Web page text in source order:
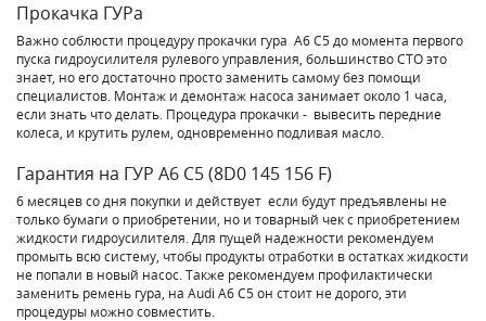
Прокачка ГУРа
Важно соблюсти процедуру прокачки гура A6 C5 до момента первого
пуска гидроусилителя рулевого управления, большинство СТО это
знает, но его достаточно просто заменить самому без помощи
специалистов. Монтаж и демонтаж насоса занимает около 1 часа,
если знать что делать. Процедура прокачки - вывесить передние
колеса, и крутить рулем, одновременно подливая масло.
Гарантия на ГУР A6 C5 (8D0 145 156 F)
6 месяцев со дня покупки и действует если будут предъявлены не
только бумаги о приобретении, но и товарный чек с приобретением
жидкости гидроусилителя. Для пущей надежности рекомендуем
промыть всю систему, чтобы продукты отработки в остатках жидкости
не попали в новый насос. Также рекомендуем профилактически
заменить ремень гура, на Audi A6 C5 он стоит не дорого, эти
процедуры можно совместить.